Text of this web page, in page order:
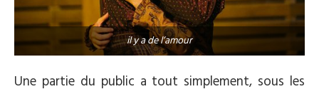
il y a de l’amour
Une partie du public a tout simplement, sous les